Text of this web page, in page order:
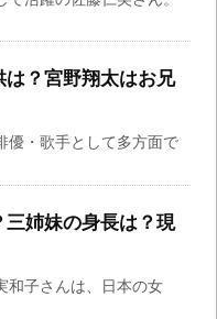
？宮野翔太はお兄
・歌手として多方面で
姉妹の身長は？現
子さんは、日本の女